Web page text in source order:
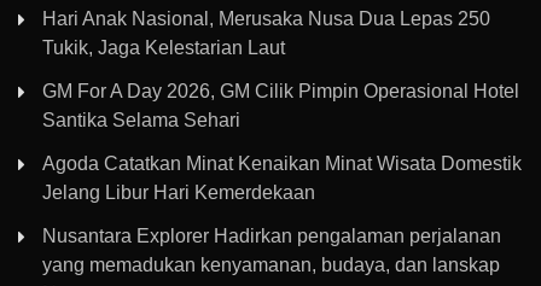
Hari Anak Nasional, Merusaka Nusa Dua Lepas 250
Tukik, Jaga Kelestarian Laut
GM For A Day 2026, GM Cilik Pimpin Operasional Hotel
Santika Selama Sehari
Agoda Catatkan Minat Kenaikan Minat Wisata Domestik
Jelang Libur Hari Kemerdekaan
Nusantara Explorer Hadirkan pengalaman perjalanan
yang memadukan kenyamanan, budaya, dan lanskap